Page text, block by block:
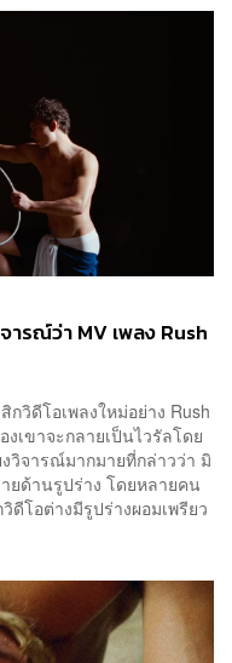
ารณ์ว่า MV เพลง Rush
วิดีโอเพลงใหม่อย่าง Rush
เขาจะกลายเป็นไวรัลโดย
วิจารณ์มากมายที่กล่าวว่า มิ
ยด้านรูปร่าง โดยหลายคน
โอต่างมีรูปร่างผอมเพรียว